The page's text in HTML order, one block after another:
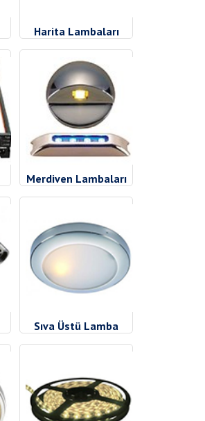
Harita Lambaları
Merdiven Lambaları
Sıva Üstü Lamba